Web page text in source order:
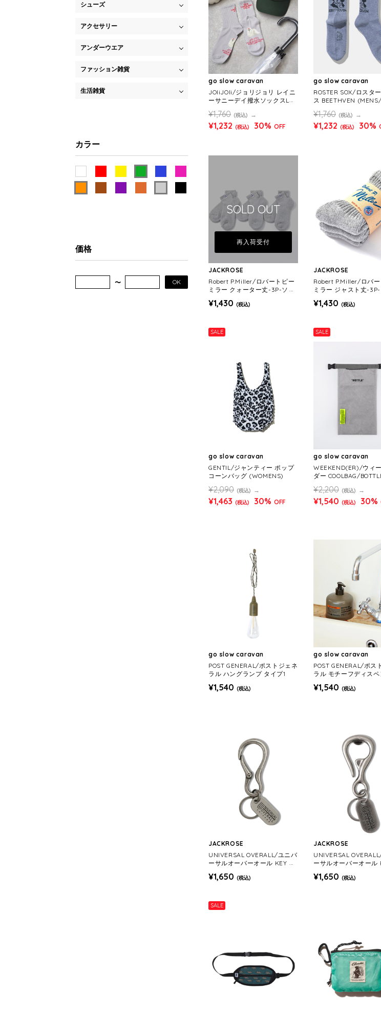
go slow caravan
JOliJOli/ジョリジョリ レイニ
ーサニーデイ撥水ソックスLOG
¥1,760 (税込)
¥1,232 (税込) 30% OFF
go slow caravan
ROSTER SOX/ロスタ
ス BEETHVEN (MENS/
¥1,760 (税込)
¥1,232 (税込) 30%
SOLD OUT
再入荷受付
JACKROSE
Robert P.Miller/ロバートピー
ミラー クォーター丈-3P-ソッ
¥1,430 (税込)
JACKROSE
Robert P.Miller/ロバー
ミラー ジャスト丈-3P-
¥1,430 (税込)
SALE
go slow caravan
GENTIL/ジャンティー ポップ
コーンバッグ (WOMENS)
¥2,090 (税込)
¥1,463 (税込) 30% OFF
SALE
go slow caravan
WEEKEND(ER)/ウィ
ダー COOLBAG/
¥2,200 (税込)
¥1,540 (税込) 30%
go slow caravan
POST GENERAL/ポストジェネ
ラル ハングランプ タイプ1
¥1,540 (税込)
go slow caravan
POST GENERAL/ポス
ラル モチーフディスペ
¥1,540 (税込)
JACKROSE
UNIVERSAL OVERALL/ユニバ
ーサルオーバーオール KEY RI
¥1,650 (税込)
JACKROSE
UNIVERSAL
ーサルオーバーオール
¥1,650 (税込)
SALE
シューズ
アクセサリー
アンダーウエア
ファッション雑貨
生活雑貨
カラー
価格
OK